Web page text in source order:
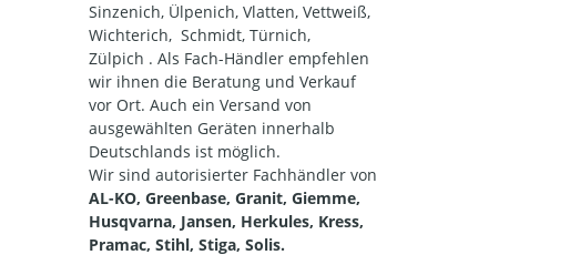
Sinzenich, Ülpenich, Vlatten, Vettweiß,
Wichterich, Schmidt, Türnich,
Zülpich . Als Fach-Händler empfehlen
wir ihnen die Beratung und Verkauf
vor Ort. Auch ein Versand von
ausgewählten Geräten innerhalb
Deutschlands ist möglich.
Wir sind autorisierter Fachhändler von
AL-KO, Greenbase, Granit, Giemme,
Husqvarna, Jansen, Herkules, Kress,
Pramac, Stihl, Stiga, Solis.